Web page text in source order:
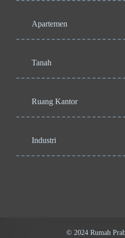
Apartemen
Tanah
Ruang Kantor
Industri
© 2024 Rumah